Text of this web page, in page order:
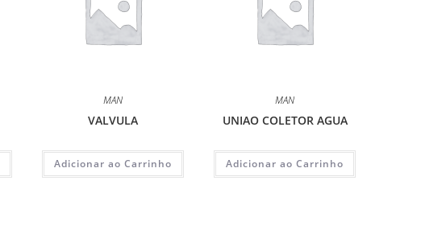
MAN
VALVULA
Adicionar ao Carrinho
MAN
UNIAO COLETOR AGUA
Adicionar ao Carrinho